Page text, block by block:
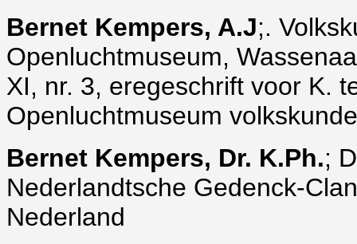
Bernet Kempers, A.J;.
Openluchtmuseum,
XI, nr. 3, eregeschrift voor K.
Openluchtmuseum
Bernet Kempers, Dr. K.Ph.;
Nederlandtsche Gedenck-
Nederland